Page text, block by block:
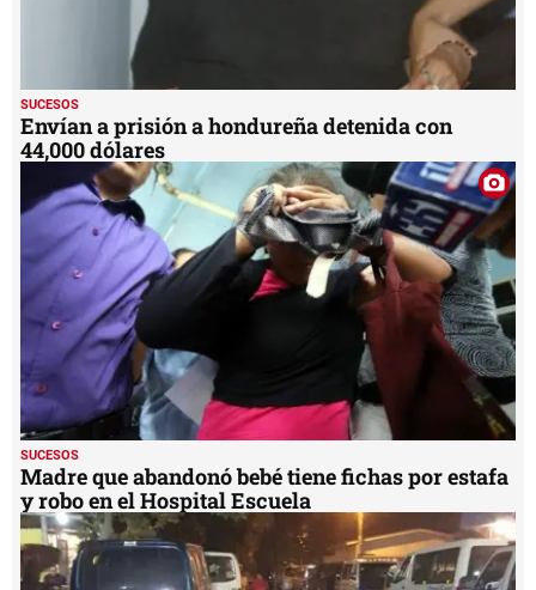
SUCESOS
Envían a prisión a hondureña detenida con
44,000 dólares
SUCESOS
Madre que abandonó bebé tiene fichas por estafa
y robo en el Hospital Escuela